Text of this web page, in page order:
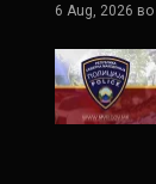
6 Aug, 2026 во